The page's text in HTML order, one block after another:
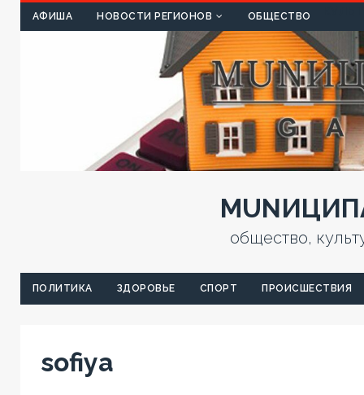
АФИША НОВОСТИ РЕГИОНОВ ОБЩЕСТВО
общество,
ПОЛИТИКА ЗДОРОВЬЕ СПОРТ ПРОИСШЕСТВИЯ
sofiya